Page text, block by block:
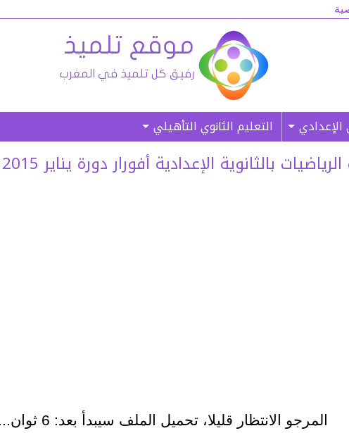
الإعدادي التعليم الثانوي التأهيلي
بالثانوية الإعدادية أفورار دورة يناير 2015
المرجو الانتظار قليلا، تحميل الملف سيبدأ بعد: 6 ثوان...